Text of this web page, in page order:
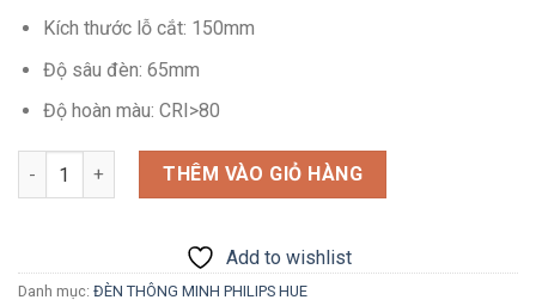
Kích thước lỗ cắt: 150mm
Độ sâu đèn: 65mm
Độ hoàn màu: CRI>80
Số lượng THÊM VÀO GIỎ HÀNG
Add to wishlist
Danh mục: ĐÈN THÔNG MINH PHILIPS HUE